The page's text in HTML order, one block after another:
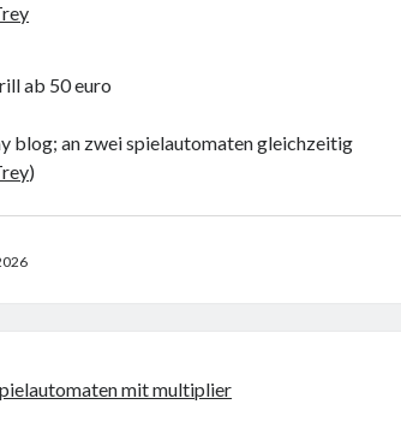
ab 50 euro
blog; an zwei spielautomaten gleichzeitig
)
mit multiplier